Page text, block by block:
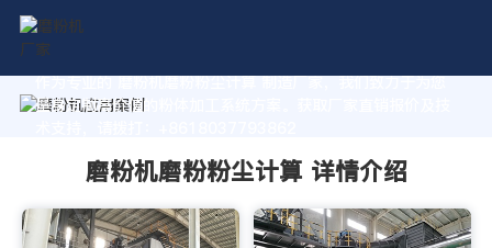
作为专业的 磨粉机磨粉粉尘计算 制造厂家，我们致力于为您
量身定制高价值的粉体加工系统方案。获取厂家直销报价及技
磨粉机磨粉粉尘计算 详情介绍